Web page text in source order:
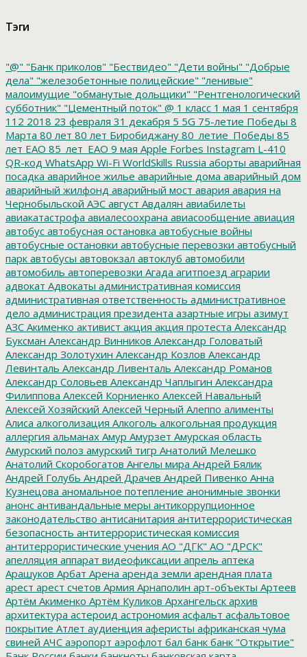
Тэги
"@" "Банк приколов" "Бествидео" "Дети войны" "Добрые
дела" "железобетонные полицейские" "ленивые"
малоимущие "обманутые дольщики" "Рентгенологический
субботник" "Цементный поток" @ 1 класс 1 мая 1 сентября
112 2018 23 февраля 31 декабря 5 5G 75-летие Победы 8
Марта 80 лет 80 лет Биробиджану 80_летие_Победы 85
лет ЕАО 85_лет_ЕАО 9 мая Apple Forbes Instagram L-410
QR-код WhatsApp Wi-Fi WorldSkills Russia аборты аварийная
посадка аварийное жилье аварийные дома аварийный дом
аварийный жилфонд аварийный мост авария авария на
Чернобыльской АЭС август Авдалян авиабилеты
авиакатастрофа авиалесоохрана авиасообщение авиация
автобус автобусная остановка автобусные войны
автобусные остановки автобусные перевозки автобусный
парк автобусы автовокзал автоклуб автомобили
автомобиль автоперевозки Агада агитпоезд аграрии
адвокат Адвокаты административная комиссия
административная ответственность административное
дело администрация президента азартные игры азимут
АЗС Акименко активист акция акция протеста Александр
Буксман Александр Винников Александр Головатый
Александр Золотухин Александр Козлов Александр
Левинталь Александр Ливенталь Александр Романов
Александр Соловьев Александр Чаплыгин Александра
Филиппова Алексей Корниенко Алексей Навальный
Алексей Хозяйский Алексей Черный Алеппо алименты
Алиса алкоголизация Алкоголь алкогольная продукция
аллергия альманах Амур Амурзет Амурская область
Амурский полоз амурский тигр Анатолий Мелешко
Анатолий Скоробогатов Ангелы мира Андрей Бялик
Андрей Голубь Андрей Драчев Андрей Пивенко Анна
Кузнецова аномальное потепление анонимные звонки
анонс антивандальные меры антикоррупционное
законодательство антисанитария антитеррористическая
безопасность антитеррористическая комиссия
антитеррористические учения АО "ДГК" АО "ДРСК"
апелляция аппарат видеофиксации апрель аптека
Арашуков Арбат Арена аренда земли арендная плата
арест арест счетов Армия Арнаполин арт-объекты Артеев
Артём Акименко Артём Куликов Архангельск архив
архитектура астероид астрономия асфальт асфальтовое
покрытие Атлет аудиенция аферисты африканская чума
свиней АЧС аэропорт аэрофлот бал банк банк "Открытие"